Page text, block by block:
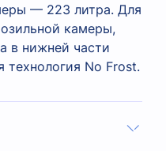
— 223 литра. Для
камеры,
в нижней части
технология No Frost.